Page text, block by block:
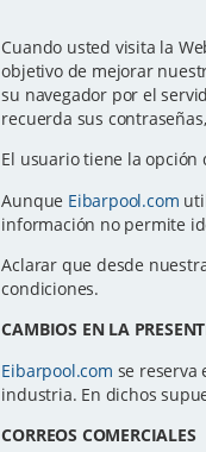
Cuando usted visita la
objetivo de mejorar
su navegador por el
recuerda sus
El usuario tiene la
Aunque Eibarpool.com
información no permite
Aclarar que desde
condiciones.
CAMBIOS EN LA
Eibarpool.com se reserva
industria. En dichos
CORREOS COMERCIALES